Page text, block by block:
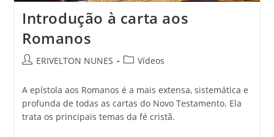
Introdução à carta aos
Romanos
ERIVELTON NUNES Vídeos
A epístola aos Romanos é a mais extensa, sistemática e
profunda de todas as cartas do Novo Testamento. Ela
trata os principais temas da fé cristã.